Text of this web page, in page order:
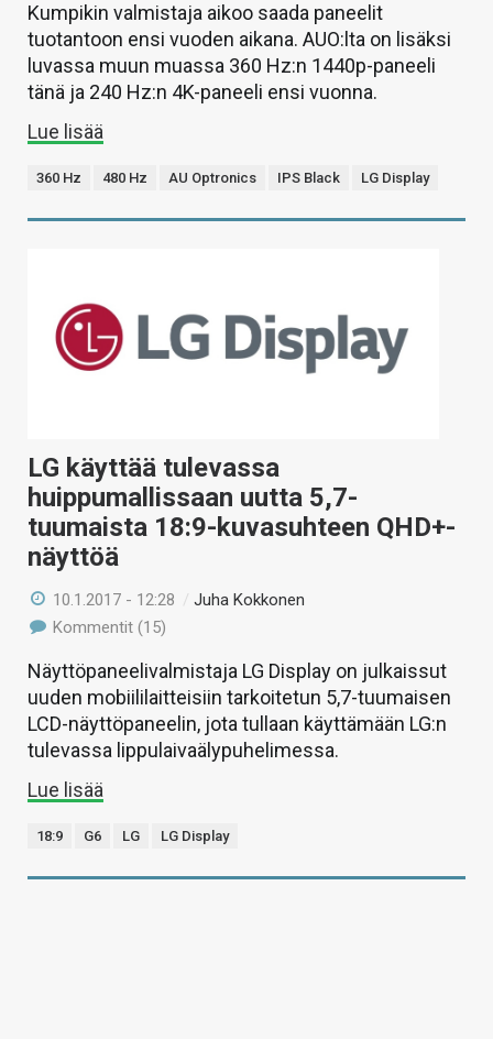
Kumpikin valmistaja aikoo saada paneelit
tuotantoon ensi vuoden aikana. AUO:lta on lisäksi
luvassa muun muassa 360 Hz:n 1440p-paneeli
tänä ja 240 Hz:n 4K-paneeli ensi vuonna.
Lue lisää
360 Hz 480 Hz AU Optronics IPS Black LG Display
LG käyttää tulevassa
huippumallissaan uutta 5,7-
tuumaista 18:9-kuvasuhteen QHD+-
näyttöä
10.1.2017 - 12:28 /Juha Kokkonen
Kommentit (15)
Näyttöpaneelivalmistaja LG Display on julkaissut
uuden mobiililaitteisiin tarkoitetun 5,7-tuumaisen
LCD-näyttöpaneelin, jota tullaan käyttämään LG:n
tulevassa lippulaivaälypuhelimessa.
Lue lisää
18:9 G6 LG LG Display